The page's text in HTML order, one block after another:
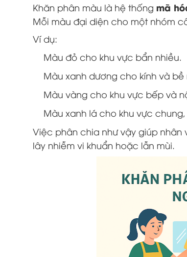
Khăn phân màu là hệ thống mã
Mỗi màu đại diện cho một nhóm
Ví dụ:
Màu đỏ cho khu vực bẩn nhiều.
Màu xanh dương cho kính và
Màu vàng cho khu vực bếp và
Màu xanh lá cho khu vực
Việc phân chia như vậy giúp nhân
lây nhiễm vi khuẩn hoặc lẫn mùi.